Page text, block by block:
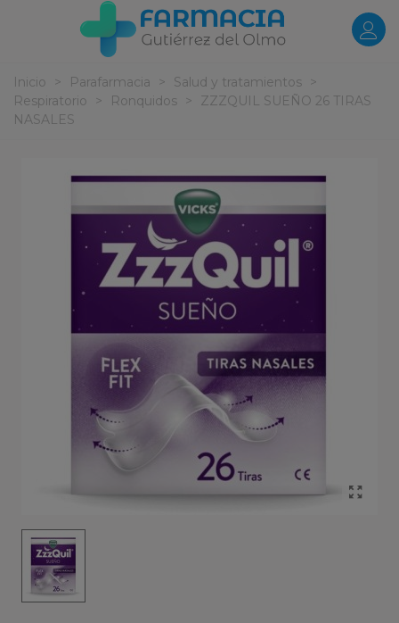
Inicio > Parafarmacia > Salud y tratamientos
>
Respiratorio
> Ronquidos >
ZZZQUIL SUEÑO 26 TIRAS
NASALES